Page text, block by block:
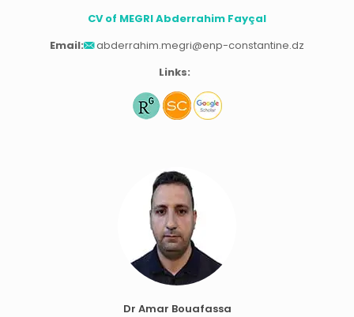
CV of MEGRI Abderrahim Fayçal
Email:
abderrahim.megri@enp-constantine.dz
Links:
Dr Amar Bouafassa